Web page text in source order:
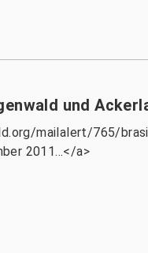
und
mailalert/765/
2011...</a>